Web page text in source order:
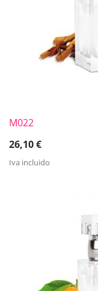
M022
26,10€
Iva incluido